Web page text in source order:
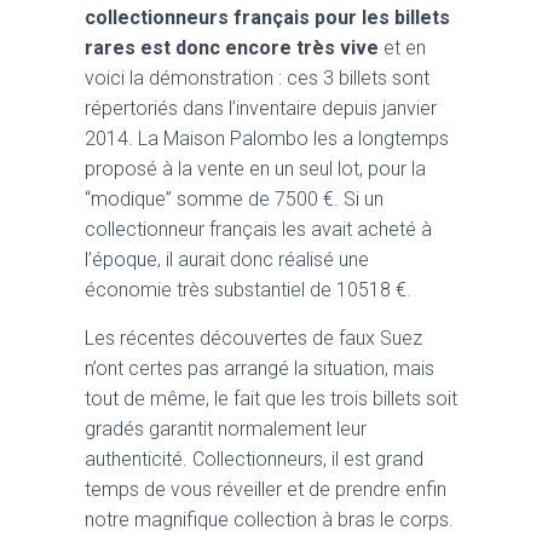
collectionneurs français pour les billets
rares est donc encore très vive et en
voici la démonstration : ces 3 billets sont
répertoriés dans l’inventaire depuis janvier
2014. La Maison Palombo les a longtemps
proposé à la vente en un seul lot, pour la
“modique” somme de 7500 €. Si un
collectionneur français les avait acheté à
l’époque, il aurait donc réalisé une
économie très substantiel de 10518 €.
Les récentes découvertes de faux Suez
n’ont certes pas arrangé la situation, mais
tout de même, le fait que les trois billets soit
gradés garantit normalement leur
authenticité. Collectionneurs, il est grand
temps de vous réveiller et de prendre enfin
notre magnifique collection à bras le corps.